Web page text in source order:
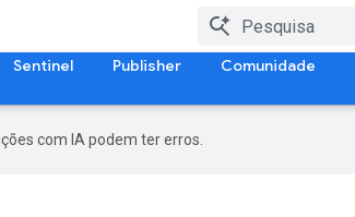
Sentinel Publisher Comunidade
com IA podem ter erros.